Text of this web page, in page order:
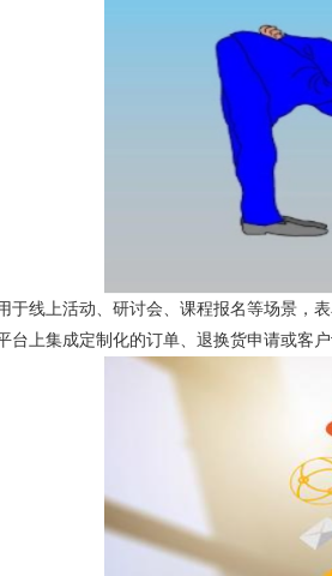
于线上活动、研讨会、课程报名等场景，
台上集成定制化的订单、退换货申请或客